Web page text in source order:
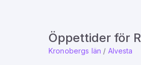
Öppettider för
Kronobergs län / Alvesta